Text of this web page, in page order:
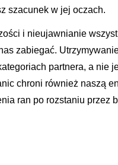
szacunek w jej oczach.
i nieujawnianie
zabiegać.
partnera, a nie
chroni również naszą
ran po rozstaniu przez